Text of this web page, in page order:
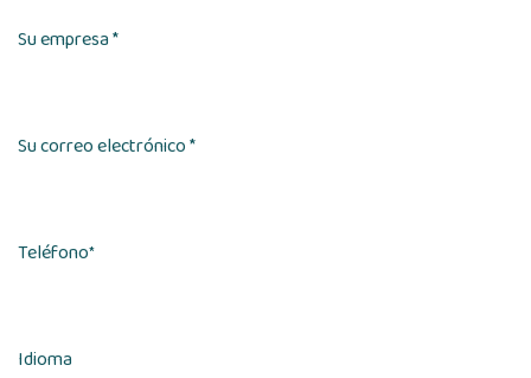
Su empresa *
Su correo electrónico *
Teléfono*
Idioma